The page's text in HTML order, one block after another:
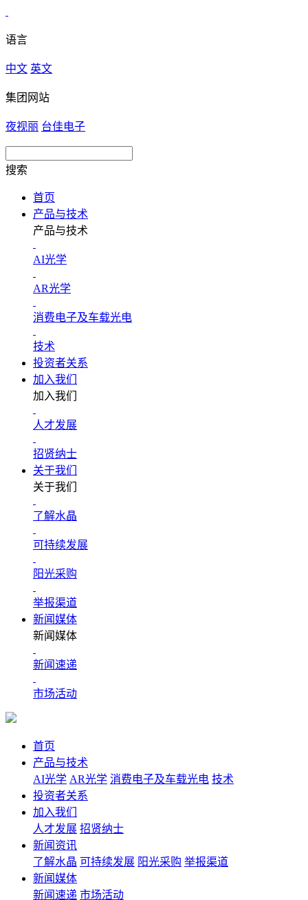
语言
中文 英文
集团网站
夜视丽 台佳电子
搜索
首页
产品与技术
产品与技术
AI光学
AR光学
消费电子及车载光电
技术
投资者关系
加入我们
加入我们
人才发展
招贤纳士
关于我们
关于我们
了解水晶
可持续发展
阳光采购
举报渠道
新闻媒体
新闻媒体
新闻速递
市场活动
首页
产品与技术
AI光学 AR光学 消费电子及车载光电 技术
投资者关系
加入我们
人才发展 招贤纳士
新闻资讯
了解水晶 可持续发展 阳光采购 举报渠道
新闻媒体
新闻速递 市场活动